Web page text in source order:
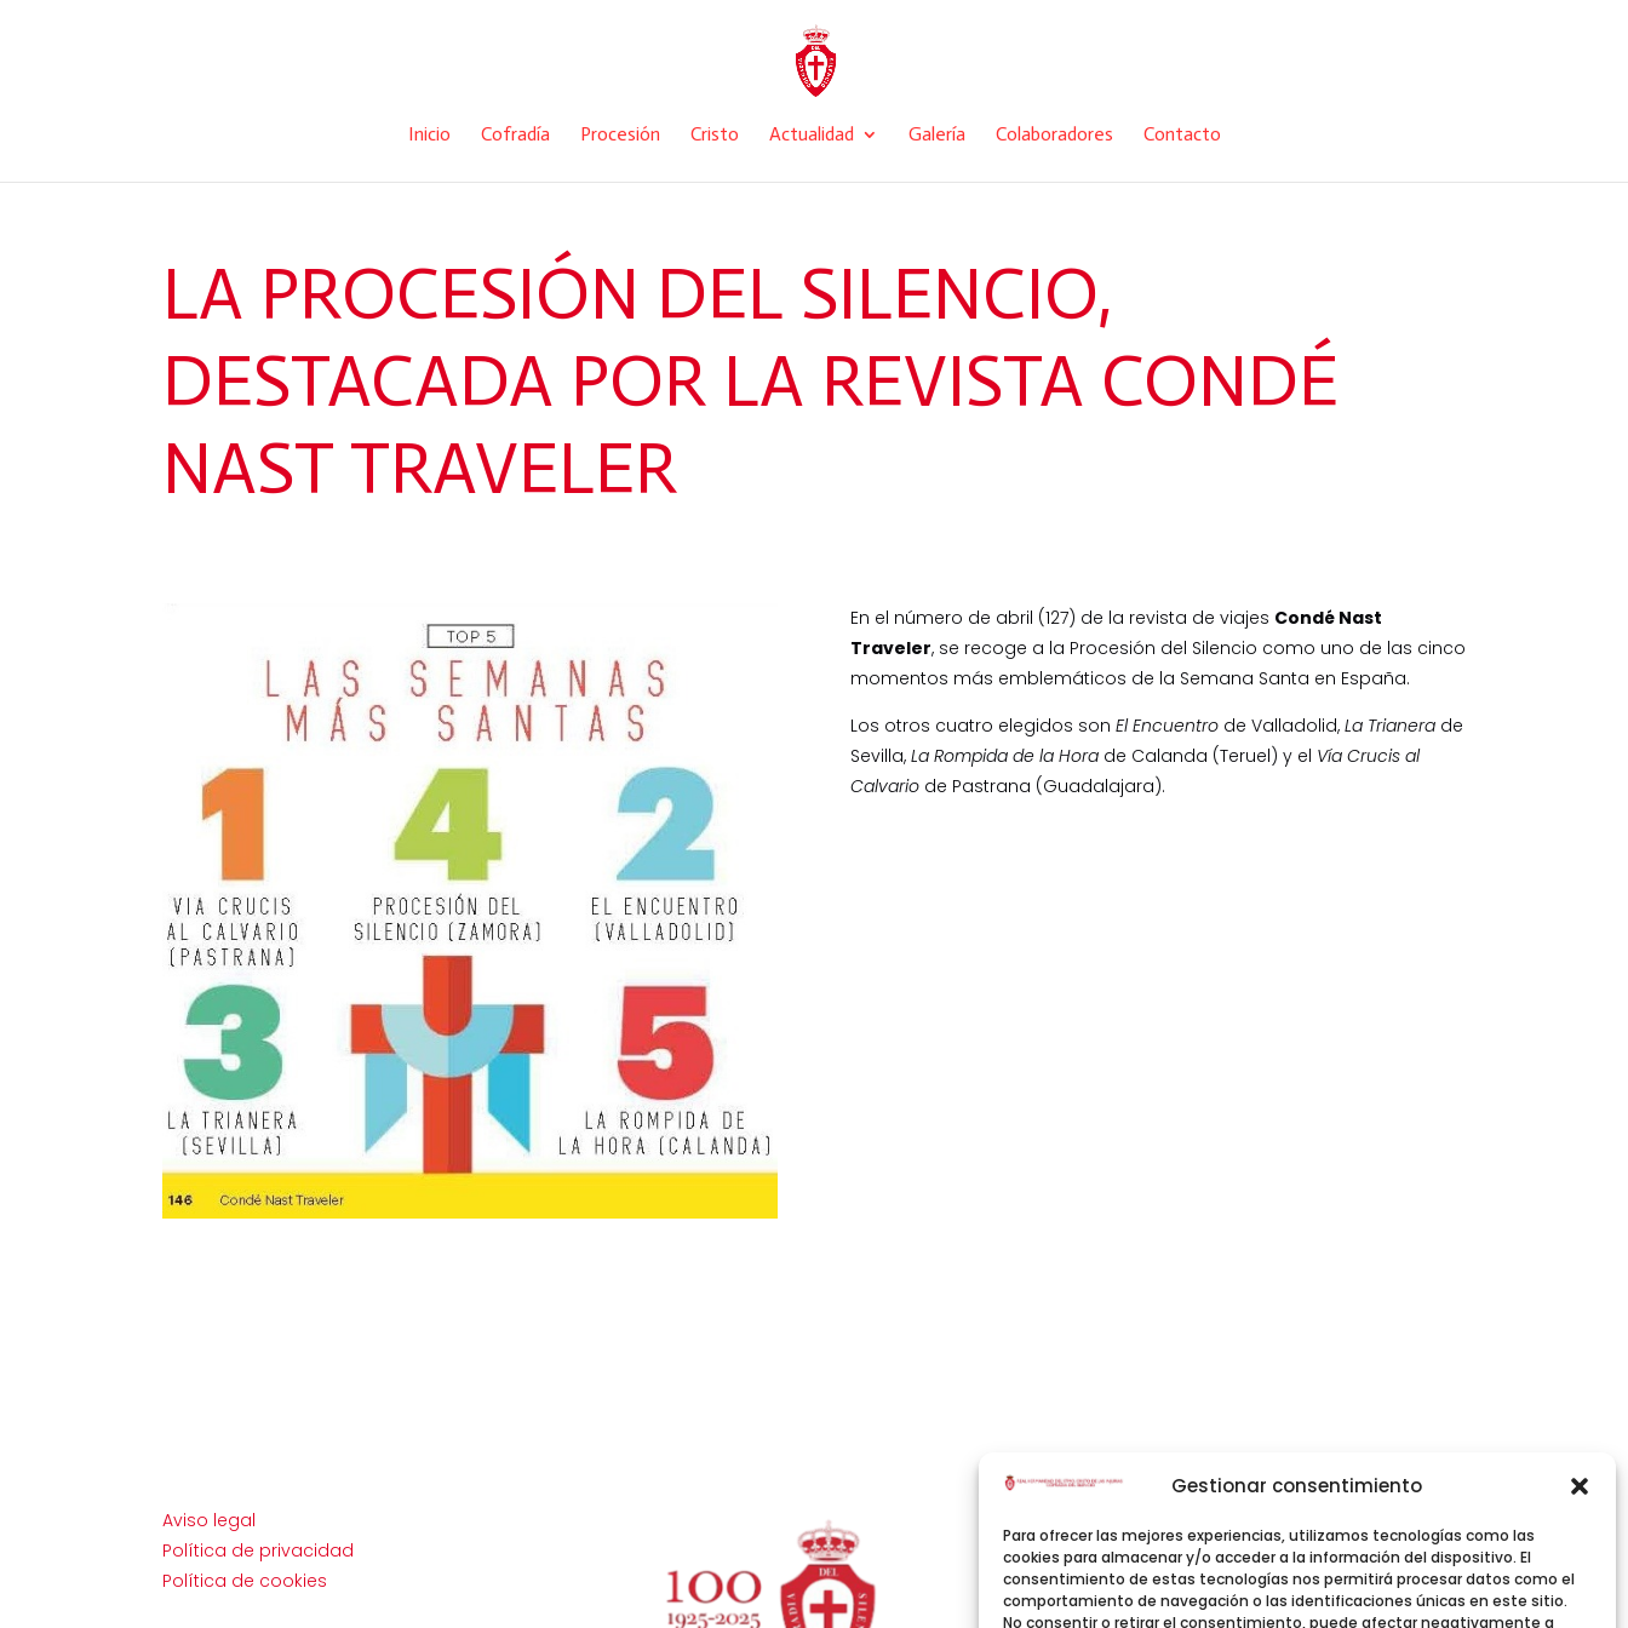
Gestionar consentimiento
Para ofrecer las mejores experiencias, utilizamos tecnologías como las
cookies para almacenar y/o acceder a la información del dispositivo. El
consentimiento de estas tecnologías nos permitirá procesar datos como el
comportamiento de navegación o las identificaciones únicas en este sitio.
No consentir o retirar el consentimiento, puede afectar negativamente a
Inicio Cofradía Procesión Cristo Actualidad Galería Colaboradores Contacto
LA PROCESIÓN DEL SILENCIO,
DESTACADA POR LA REVISTA CONDÉ
NAST TRAVELER
En el número de abril (127) de la revista de viajes Condé Nast
Traveler, se recoge a la Procesión del Silencio como uno de las cinco
momentos más emblemáticos de la Semana Santa en España.
Los otros cuatro elegidos son El Encuentrode Valladolid, La Trianerade
Sevilla, La Rompida de la Horade Calanda (Teruel) y el Vía Crucis al
Calvariode Pastrana (Guadalajara).
Aviso legal
Política de privacidad
Política de cookies
Instagram
Correo electrónico